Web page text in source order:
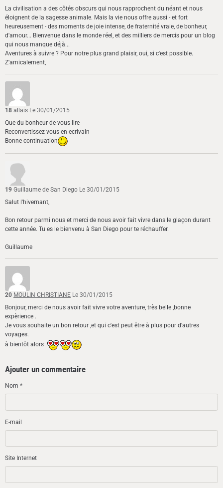
La civilisation a des côtés obscurs qui nous rapprochent du néant et nous
éloignent de la sagesse animale. Mais la vie nous offre aussi - et fort
heureusement - des moments de joie intense, de fraternité vraie, de bonheur,
d'amour... Bienvenue dans le monde réel, et des milliers de mercis pour un blog
qui nous manque déjà...
Aventures à suivre ? Pour notre plus grand plaisir, oui, si c'est possible.
Z'amicalement,
18 allais Le 30/01/2015
Que du bonheur de vous lire
Reconvertissez vous en ecrivain
Bonne continuation
19 Guillaume de San Diego Le 30/01/2015
Salut l'hivernant,
Bon retour parmi nous et merci de nous avoir fait vivre dans le glaçon durant
cette année. Tu es le bienvenu à San Diego pour te réchauffer.
Guillaume
20 MOULIN CHRISTIANE Le 30/01/2015
Bonjour, merci de nous avoir fait vivre votre aventure, très belle ,bonne
expèrience .
Je vous souhaite un bon retour ,et qui c'est peut être à plus pour d'autres
voyages.
à bientôt alors .
Ajouter un commentaire
Nom
E-mail
Site Internet